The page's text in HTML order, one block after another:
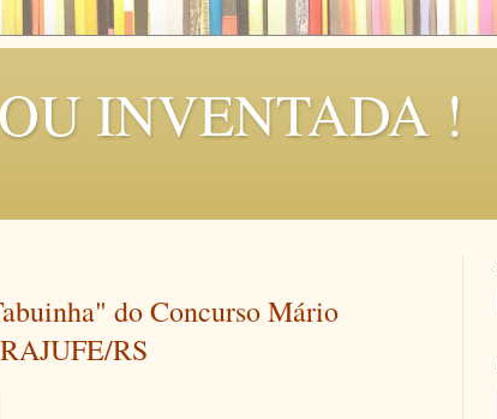
INVENTADA !
do Concurso Mário
RS